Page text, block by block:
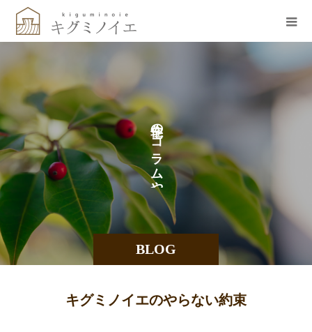
BLOG
の
コ
ラ
ム
や
キグミノイエのやらない約束